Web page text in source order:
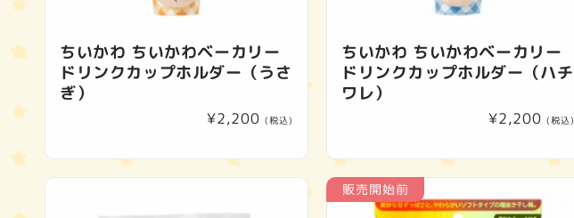
ちいかわ ちいかわベーカリー
ドリンクカップホルダー（うさ
ぎ）
通
価
¥2,200 (税込)
ちいかわ ちいかわベーカリー
ドリンクカップホルダー（ハチ
ワレ）
通
¥2,200 (税込)
販売開始前